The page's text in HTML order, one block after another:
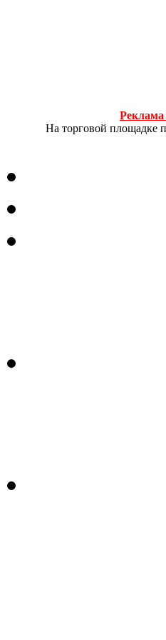
Реклама
На торговой площадке